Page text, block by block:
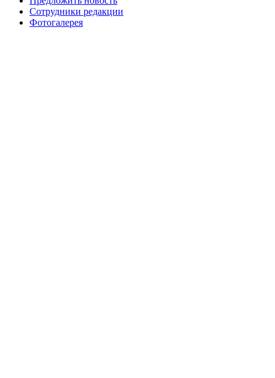
Сотрудники редакции
Фотогалерея